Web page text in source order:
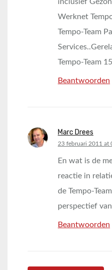
Werknet
Tempo-Team
Tempo-Team
Beantwoorden
Marc Drees
says:
23 februari 2011 at
En wat is de
reactie in
de Tempo-
perspectief
Beantwoorden